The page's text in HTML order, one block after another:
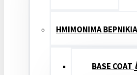
ΗΜΙΜΟΝΙΜΑ ΒΕΡΝΙΚΙΑ
BASE COAT